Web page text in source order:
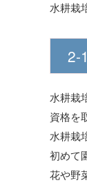
水耕栽
2-1
水耕栽
資格を
水耕栽
初めて
花や野